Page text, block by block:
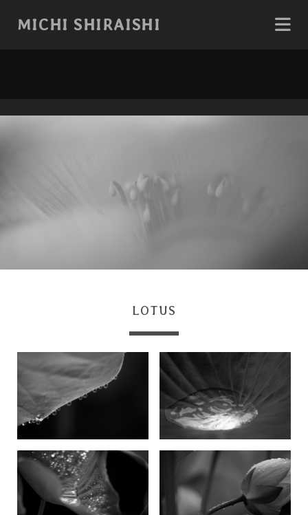
MICHI SHIRAISHI
LOTUS